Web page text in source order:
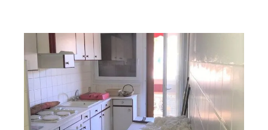
MARSEILLE 13015
58 m
, 3 pièces
Ref : 12160
Appartement F3 à vendre
58 000 €